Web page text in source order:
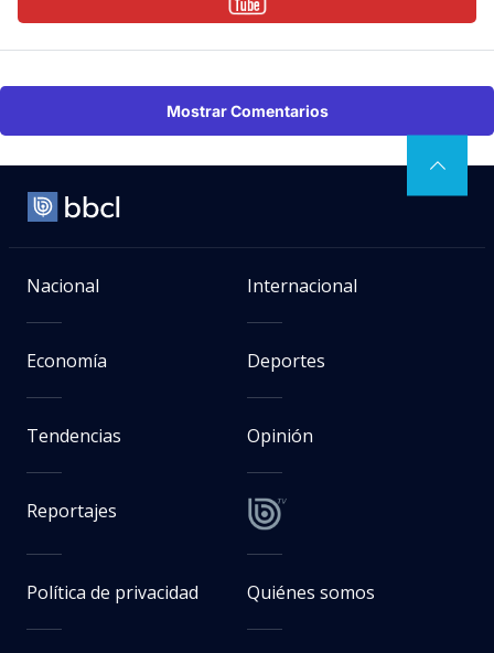
Mostrar Comentarios
Nacional Internacional
Economía Deportes
Tendencias Opinión
Reportajes
Política de privacidad Quiénes somos